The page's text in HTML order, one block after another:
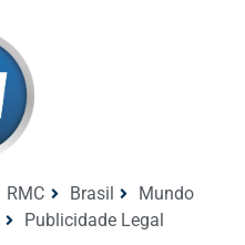
RMC Brasil
Mundo
Publicidade Legal